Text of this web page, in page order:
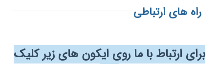
راه های ارتباطی
برای ارتباط با ما روی ایکون های زیر کلیک